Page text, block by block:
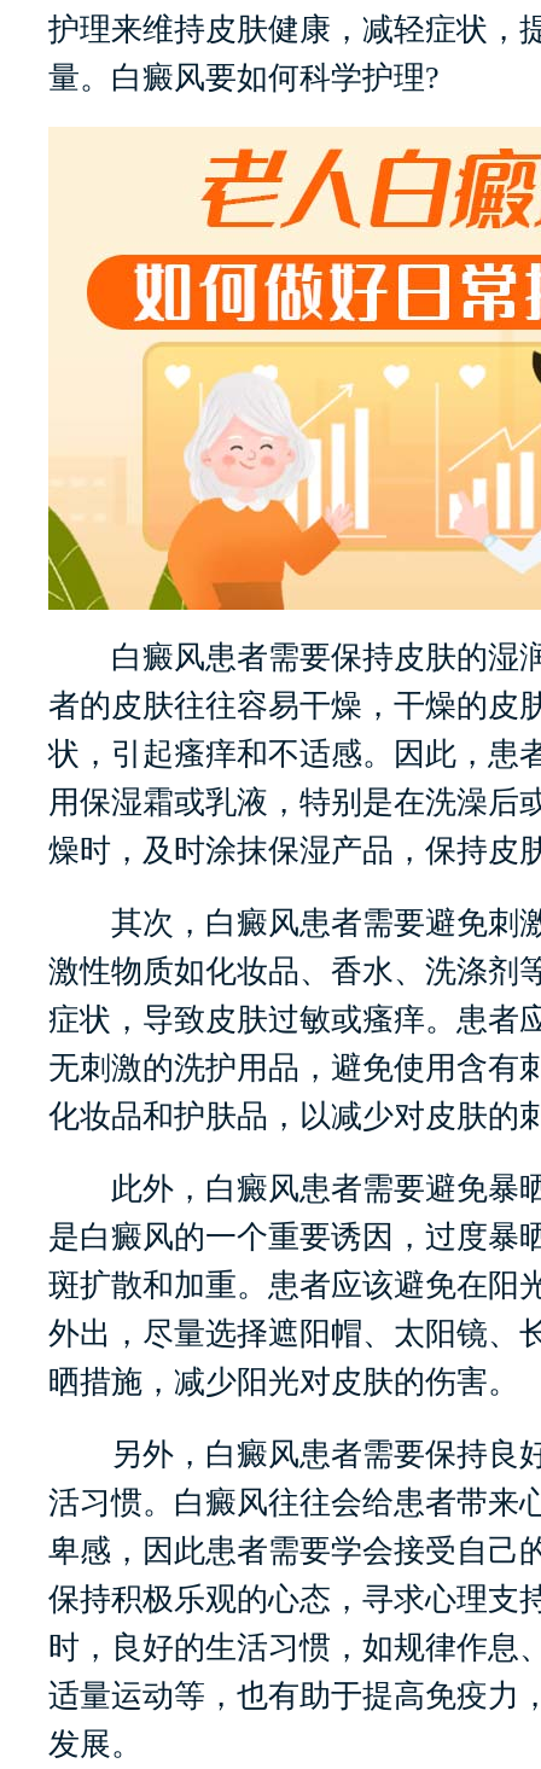
护理来维持皮肤健康，减轻症状，
量。白癜风要如何科学护理?
白癜风患者需要保持皮肤的湿
者的皮肤往往容易干燥，干燥的皮
状，引起瘙痒和不适感。因此，患
用保湿霜或乳液，特别是在洗澡后
燥时，及时涂抹保湿产品，保持皮
其次，白癜风患者需要避免刺
激性物质如化妆品、香水、洗涤剂
症状，导致皮肤过敏或瘙痒。患者
无刺激的洗护用品，避免使用含有
化妆品和护肤品，以减少对皮肤的
此外，白癜风患者需要避免暴
是白癜风的一个重要诱因，过度暴
斑扩散和加重。患者应该避免在阳
外出，尽量选择遮阳帽、太阳镜、
晒措施，减少阳光对皮肤的伤害。
另外，白癜风患者需要保持良
活习惯。白癜风往往会给患者带来
卑感，因此患者需要学会接受自己
保持积极乐观的心态，寻求心理支
时，良好的生活习惯，如规律作息
适量运动等，也有助于提高免疫力
发展。